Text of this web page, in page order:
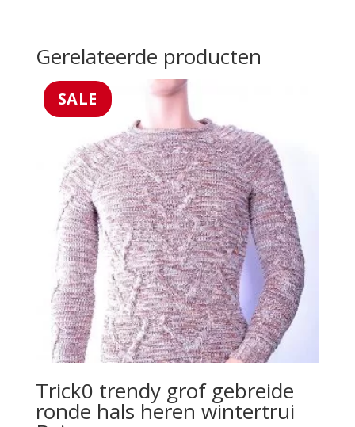
Gerelateerde producten
SALE
Trick0 trendy grof gebreide
ronde hals heren wintertrui